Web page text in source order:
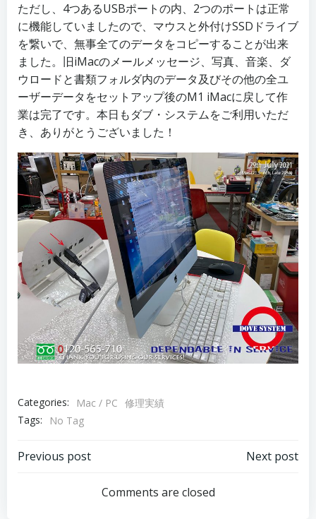
ただし、4つあるUSBポートの内、2つのポートは正常
に機能していましたので、マウスと外付けSSDドライブ
を繋いで、無事全てのデータをコピーすることが出来
ました。旧iMacのメールメッセージ、写真、音楽、ダ
ウロードと書類フォルダ内のデータ及びその他の全ユ
ーザーデータをセットアップ後のM1 iMacに戻して作
業は完了です。本日もダブ・システムをご利用いただ
き、ありがとうございました！
Categories: Mac / PC 修理実績
Tags:
No Tag
Post
navigation
Previous post
navigation
Next post
Comments are closed